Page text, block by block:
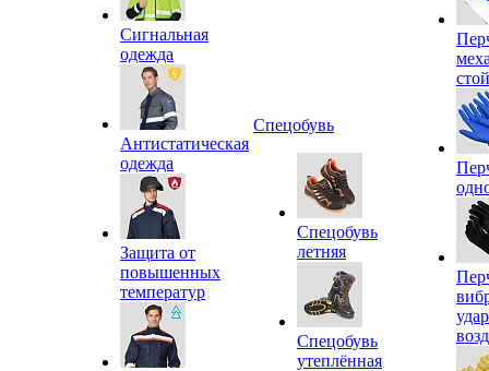
Сигнальная
одежда
Антистатическая
одежда
Защита от
повышенных
температур
Спецобувь
Спецобувь
летняя
Спецобувь
утеплённая